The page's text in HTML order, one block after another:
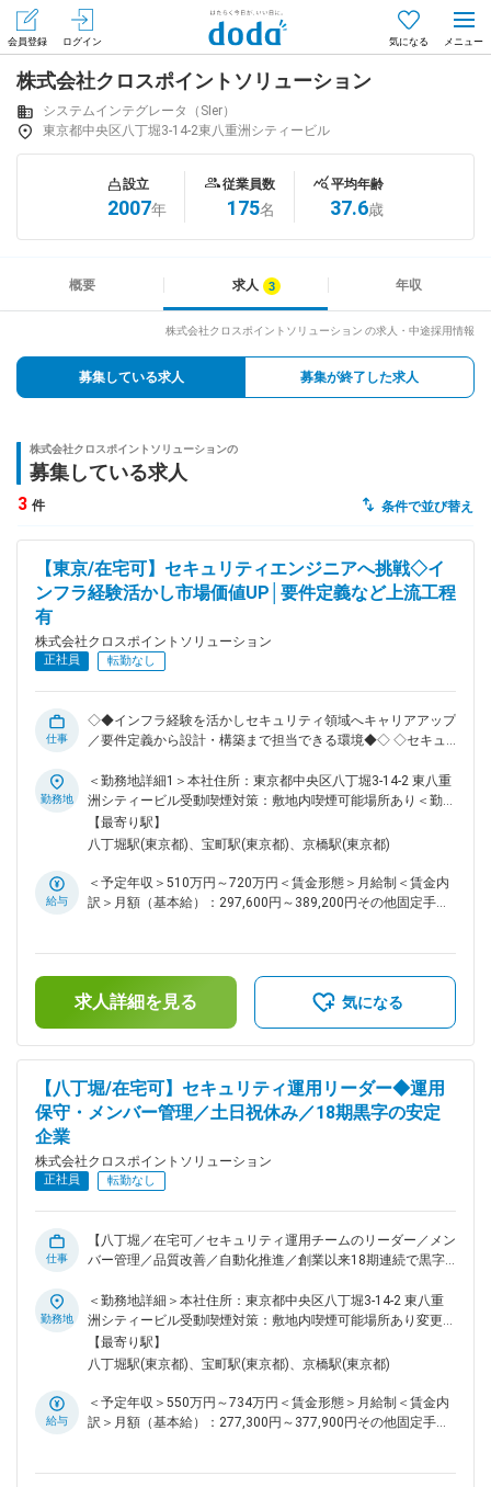
会員登録 ログイン 気になる
会員登録（無料）
はじめてdodaをご利用される方へ
求人を紹介してもらう
知りたい・聞きたい
専門サイト
自動案内は24時間365日対応
転職の「モヤモヤ」、一人で悩まず
気軽に相談してみませんか？
dodaの使い方は？
今の仕事を続けるべき？
ヘルプ サイトマップ
株式会社クロスポイントソリューション
システムインテグレータ（SIer）
東京都中央区八丁堀3-14-2東八重洲シティービル
設立
2007年
従業員数
175名
平均年齢
37.6歳
概要 求人 年収
株式会社クロスポイントソリューション の求人・中途採用情報
募集している求人 募集が終了した求人
株式会社クロスポイントソリューションの
募集している求人
3 件 条件で並び替え
【東京/在宅可】セキュリティエンジニアへ挑戦◇イ
ンフラ経験活かし市場価値UP│要件定義など上流工程
有
株式会社クロスポイントソリューション
正社員 転勤なし
仕事
◇◆インフラ経験を活かしセキュリティ領域へキャリアアップ
／要件定義から設計・構築まで担当できる環境◆◇ ◇セキュリ
あり ◇大手企業のセキュリティ案件に参画 ◇18期連続黒字の
安定基盤 セキュリティにお悩みの企業へ課題解決に向けたコ
ンサルティングから自社独自のSOCサービスを含めた運用支援
まで、幅広いソリューションを提供している当社で、インフ
を募集します。※当社の本社（八重洲）及び顧客先（大手町）
での業務を予定しています。 ■業務詳細： ・インフラ・セキ
期連続黒字の安定企業。大手セキュリティベンダーとの協業や
教育事業を展開し、業界の人材不足解消にも貢献。セキュリテ
ィ運用自動化サービスなど、先進的な取り組みを進めていま
す。 変更の範囲：会社の定める業務
勤務地
＜勤務地詳細1＞本社住所：東京都中央区八丁堀3-14-2 東八重
洲シティービル受動喫煙対策：敷地内喫煙可能場所あり＜勤務
地詳細2＞顧客先住所：東京都23区内 受動喫煙対策：屋内喫煙
可能場所あり変更の範囲：会社の定める事業所（リモートワー
【最寄り駅】
八丁堀駅(東京都)、宝町駅(東京都)、京橋駅(東京都)
給与
＜予定年収＞510万円～720万円＜賃金形態＞月給制＜賃金内
訳＞月額（基本給）：297,600円～389,200円その他固定手当/
含む）＜昇給有無＞有＜残業手当＞有＜給与補足＞■賞与実
績：2回以上/年＋特別賞与 ※賞与は業績による■昇給：1回/年
（前年度実績 平均2%程度）（諸手当）■役職手当：5,600円
み）：一泊につき2,000円～2,500円賃金はあくまでも目安の
金額であり、選考を通じて上下する可能性があります。月給
(月額)は固定手当を含めた表記です。
求人詳細を見る 気になる
【八丁堀/在宅可】セキュリティ運用リーダー◆運用
保守・メンバー管理／土日祝休み／18期黒字の安定
企業
株式会社クロスポイントソリューション
正社員 転勤なし
仕事
【八丁堀／在宅可／セキュリティ運用チームのリーダー／メン
バー管理／品質改善／自動化推進／創業以来18期連続で黒字
材へ】 ◎ 自社内勤務で安定した環境で腰を据えて専門性を磨
ける ◎ 品質改善・自動化に挑戦可能で仕組みづくりに関われ
る ◎ 上流工程へのキャリアパス！資格支援で成長できる環境
サイバー攻撃の増加に伴い、企業の安全を守るセキュリティ運
環境を支える運用チームのリーダーを募集。メンバー管理や品
質改善を担いながら、専門性を磨き、将来的には上流工程にも
リーダーを増員します。 ■業務詳細： ・インフラ・セキュリ
勤務地
＜勤務地詳細＞本社住所：東京都中央区八丁堀3-14-2 東八重
洲シティービル受動喫煙対策：敷地内喫煙可能場所あり変更の
範囲：会社の定める事業所（リモートワーク含む）
【最寄り駅】
八丁堀駅(東京都)、宝町駅(東京都)、京橋駅(東京都)
給与
＜予定年収＞550万円～734万円＜賃金形態＞月給制＜賃金内
訳＞月額（基本給）：277,300円～377,900円その他固定手当/